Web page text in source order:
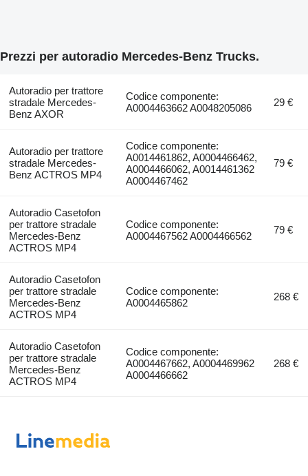
Prezzi per autoradio Mercedes-Benz Trucks.
Autoradio per trattore
stradale Mercedes-
Benz AXOR
Codice componente:
A0004463662 A0048205086
29 €
Autoradio per trattore
stradale Mercedes-
Benz ACTROS MP4
Codice componente:
A0014461862, A0004466462,
A0004466062, A0014461362
A0004467462
79 €
Autoradio Casetofon
per trattore stradale
Mercedes-Benz
ACTROS MP4
Codice componente:
A0004467562 A0004466562
79 €
Autoradio Casetofon
per trattore stradale
Mercedes-Benz
ACTROS MP4
Codice componente:
A0004465862
268 €
Autoradio Casetofon
per trattore stradale
Mercedes-Benz
ACTROS MP4
Codice componente:
A0004467662, A0004469962
A0004466662
268 €